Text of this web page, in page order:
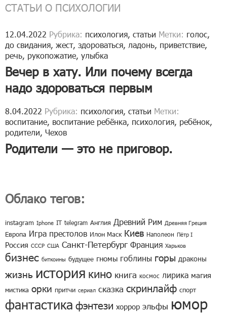
СТАТЬИ О ПСИХОЛОГИИ
12.04.2022 Рубрика: психология, статьи Метки: голос,
до свидания, жест, здороваться, ладонь, приветствие,
речь, рукопожатие, улыбка
Вечер в хату. Или почему всегда
надо здороваться первым
8.04.2022 Рубрика: психология, статьи Метки:
воспитание, воспитание ребёнка, психология, ребёнок,
родители, Чехов
Родители — это не приговор.
Облако тегов:
instagram Iphone IT telegram Англия Древний Рим Древняя Греция
Европа Игра престолов Илон Маск Киев Наполеон Пётр I
Россия СССР США Санкт-Петербург Франция Харьков
бизнес биткоины будущее гномы гоблины горы драконы
жизнь история кино книга космос лирика магия
мистика орки притчи сериал сказка скринлайф спорт
фантастика фэнтези хоррор эльфы юмор